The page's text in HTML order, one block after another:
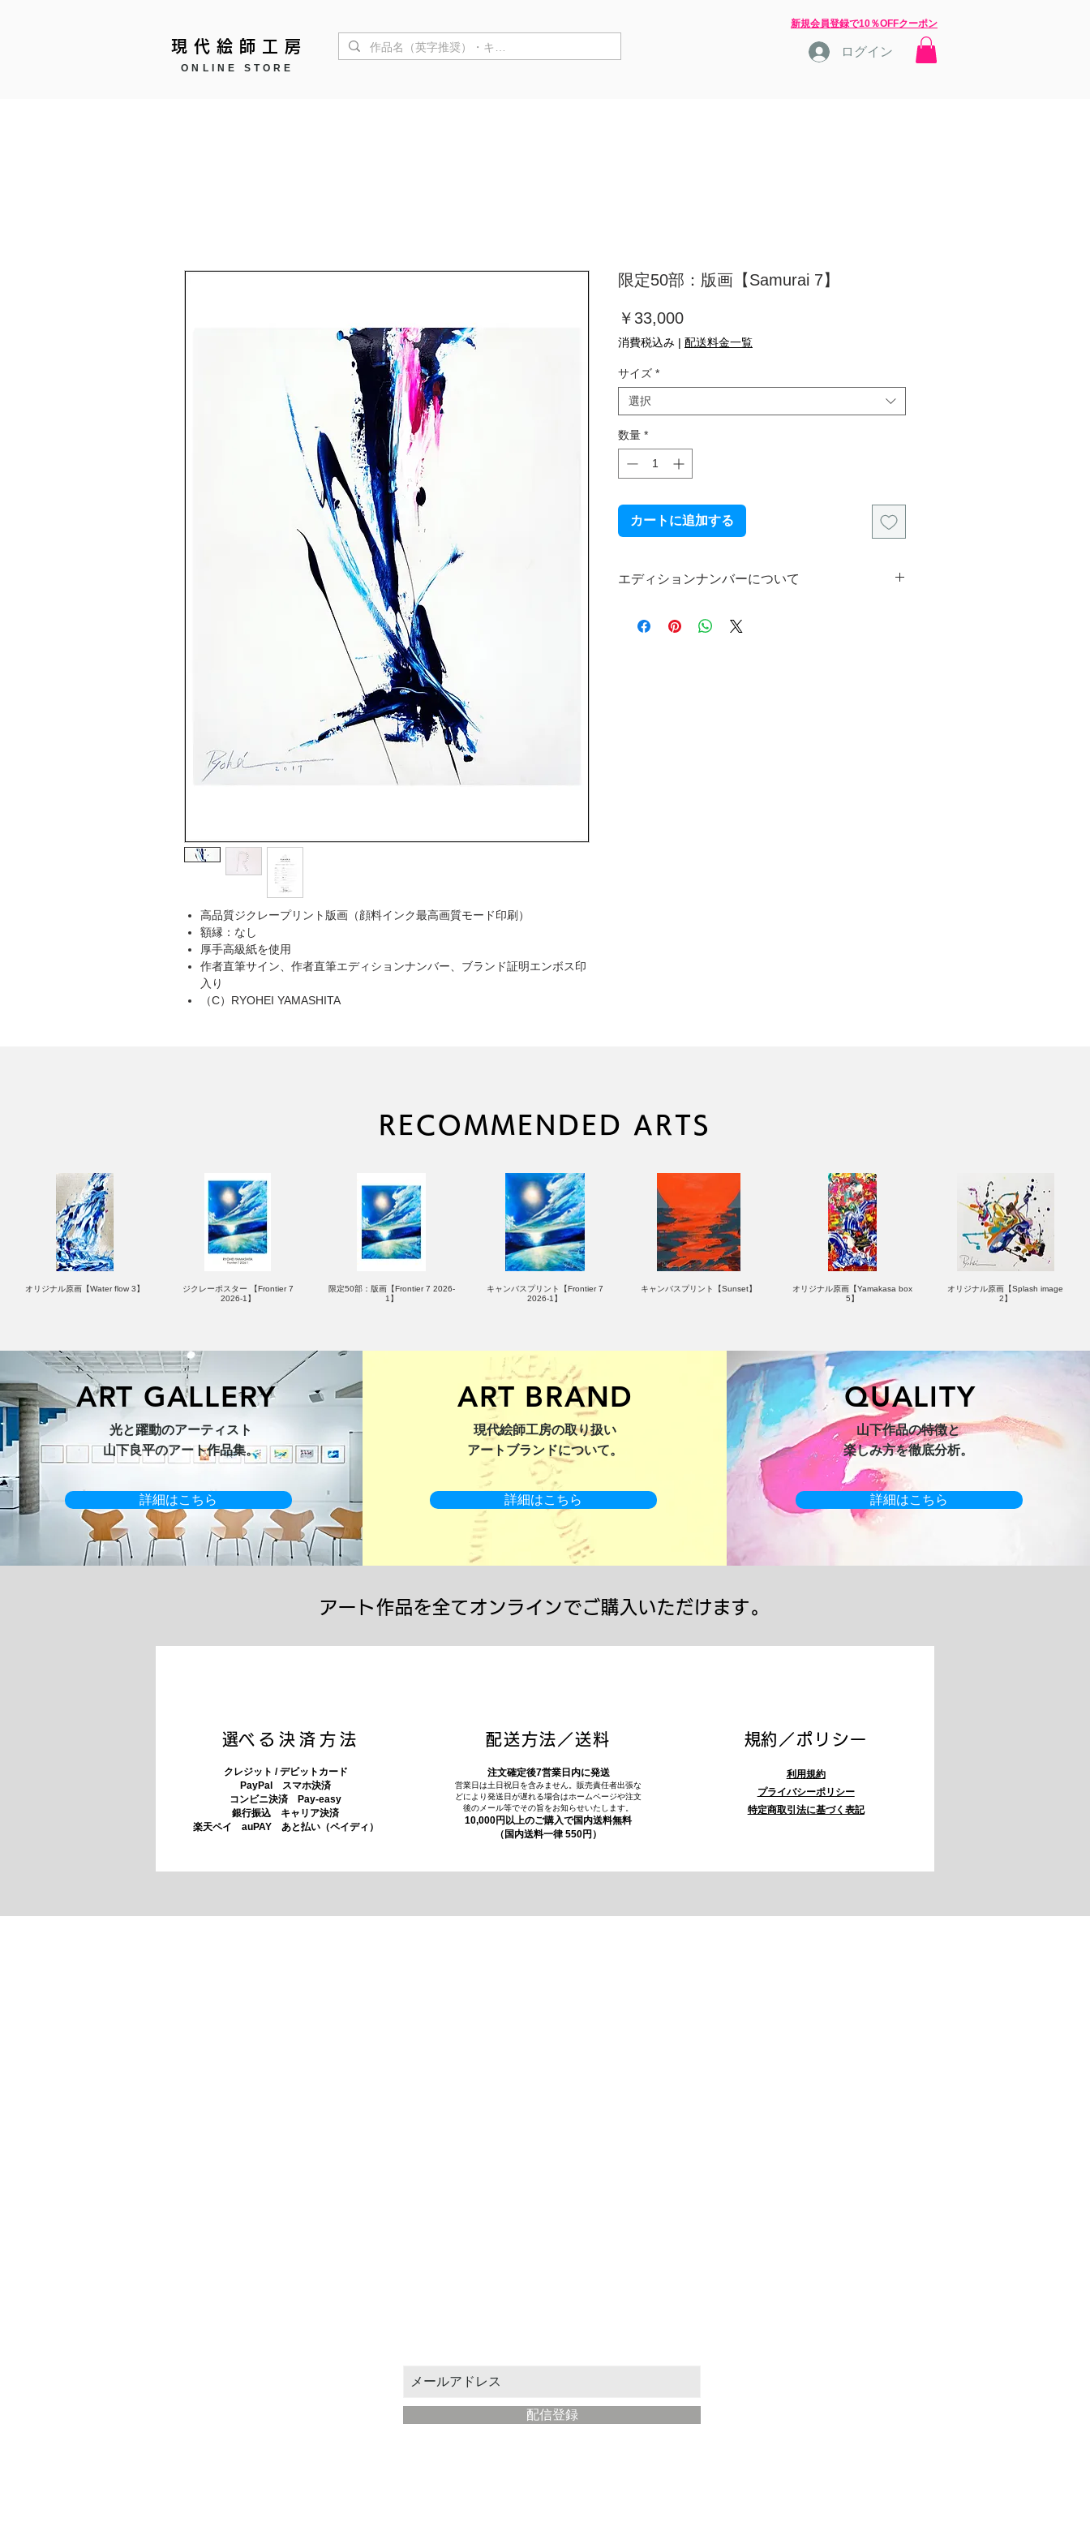
​新規会員登録で10％OFFクーポン
現代絵師工房
ONLINE STORE
ログイン
高品質ジクレープリント版画（顔料インク最高画質モード印刷）
額縁：なし
厚手高級紙を使用
作者直筆サイン、作者直筆エディションナンバー、ブランド証明エンボス印
入り
（C）RYOHEI YAMASHITA
限定50部：版画【Samurai 7】
￥33,000価
格
消費税込み | 配送料金一覧
サイズ *
選択
数量 *
カートに追加する
エディションナンバーについて
直筆エディションナンバーが入ります。
RECOMMENDED ARTS
オリジナル原画【Water flow 3】
ジクレーポスター 【Frontier 7
2026-1】
限定50部：版画【Frontier 7 2026-
1】
キャンバスプリント【Frontier 7
2026-1】
キャンバスプリント【Sunset】
オリジナル原画【Yamakasa box
5】
オリジナル原画【Splash image
2】
オリジナル原画【Splash image
3（digital）】
キャンバスプリント【Yamakasa
5】
限定50部：版画【Renjishi 3】
キャンバスプリント【Horizon
2026-1】
オリジナル原画【Yamakasa box】
オリジナル原画【Horizon 2026-
1】
ART GALLERY
光と躍動のアーティスト​
​山下良平のアート作品集。
詳細はこちら
ART BRAND
現代絵師工房の取り扱い
アートブランドについて。
詳細はこちら
QUALITY
山下作品の特徴と
楽しみ方を徹底分析。
詳細はこちら
アート作品を全てオンラインでご購入いただけます。
​選べる決済方法
クレジット / デビットカード
PayPal スマホ決済
​コンビニ決済 Pay-easy
​銀行振込 キャリア決済
​楽天ペイ auPAY あと払い（ペイディ）
配送方法／送料
注文確定後7営業日内に発送
営業日は土日祝日を含みません。販売責任者出張な
どにより発送日が遅れる場合はホームページや注文
後のメール等でその旨をお知らせいたします。
10,000円以上のご購入で国内送料無料
（国内送料一律 550円）
​規約／ポリシー
利用規約
プライバシーポリシー
特定商取引法に基づく表記
配信登録